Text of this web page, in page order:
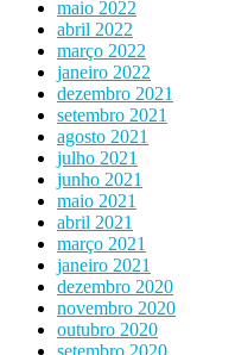
maio 2022
abril 2022
março 2022
janeiro 2022
dezembro 2021
setembro 2021
agosto 2021
julho 2021
junho 2021
maio 2021
abril 2021
março 2021
janeiro 2021
dezembro 2020
novembro 2020
outubro 2020
setembro 2020